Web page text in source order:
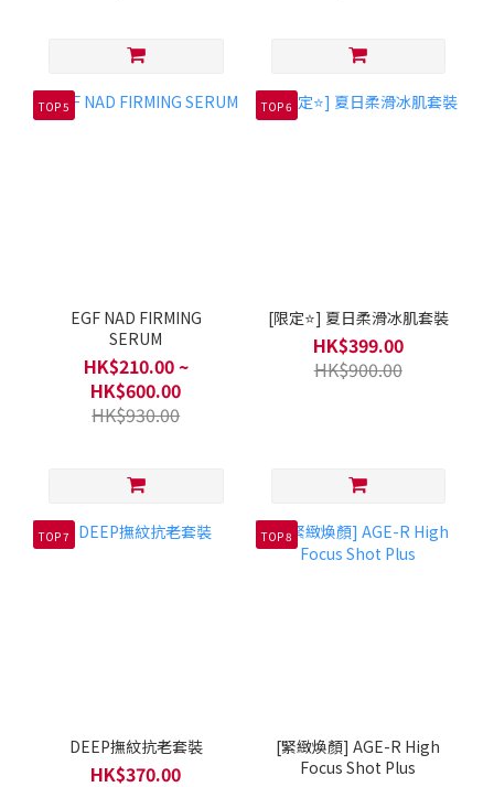
TOP 5
EGF NAD FIRMING
SERUM
HK$210.00 ~
HK$600.00
HK$930.00
TOP 6
[限定⭐] 夏日柔滑冰肌套裝
HK$399.00
HK$900.00
TOP 7
DEEP撫紋抗老套裝
HK$370.00
TOP 8
[緊緻煥顏] AGE-R High
Focus Shot Plus